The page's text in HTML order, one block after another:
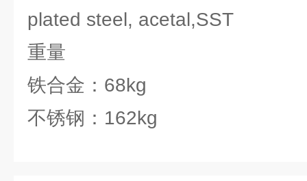
plated steel, acetal,SST
重量
铁合金：68kg
不锈钢：162kg